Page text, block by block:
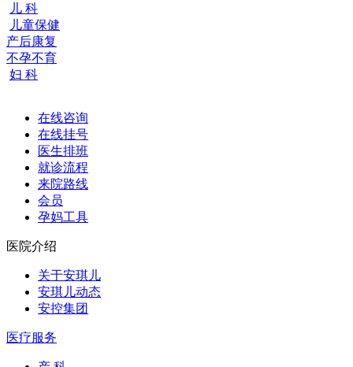
儿 科
儿童保健
产后康复
不孕不育
妇 科
在线咨询
在线挂号
医生排班
就诊流程
来院路线
会员
孕妈工具
医院介绍
关于安琪儿
安琪儿动态
安控集团
医疗服务